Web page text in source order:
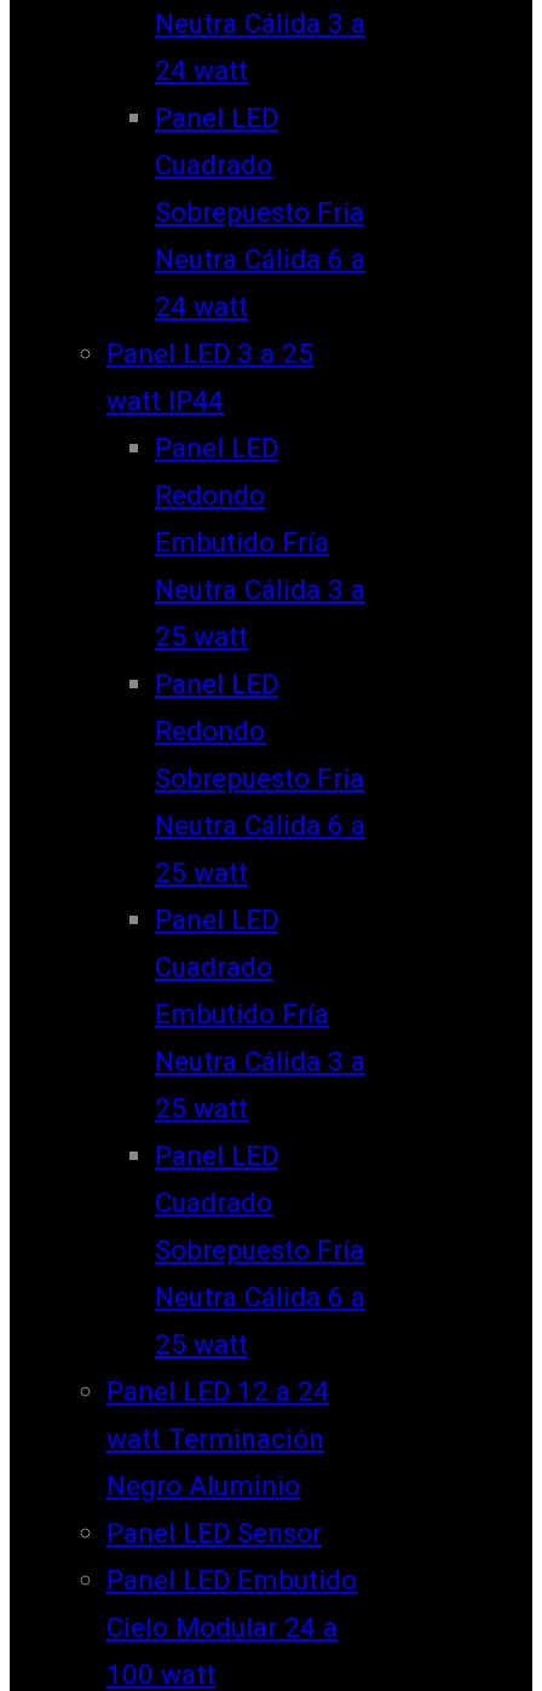
Neutra Cálida 3 a
24 watt
Panel LED
Cuadrado
Sobrepuesto Fría
Neutra Cálida 6 a
24 watt
Panel LED 3 a 25
watt IP44
Panel LED
Redondo
Embutido Fría
Neutra Cálida 3 a
25 watt
Panel LED
Redondo
Sobrepuesto Fría
Neutra Cálida 6 a
25 watt
Panel LED
Cuadrado
Embutido Fría
Neutra Cálida 3 a
25 watt
Panel LED
Cuadrado
Sobrepuesto Fría
Neutra Cálida 6 a
25 watt
Panel LED 12 a 24
watt Terminación
Negro Aluminio
Panel LED Sensor
Panel LED Embutido
Cielo Modular 24 a
100 watt